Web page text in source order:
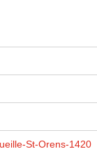
St-Orens-1420